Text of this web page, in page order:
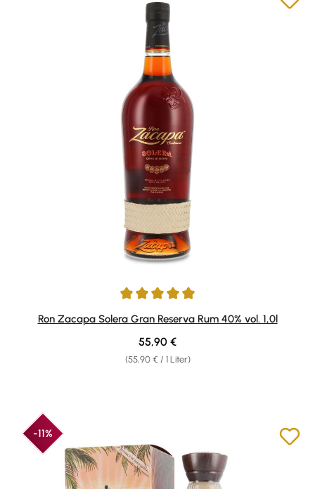
Durchschnittliche Bewertung von 4.92 von 5 Sternen
Ron Zacapa Solera Gran Reserva Rum 40% vol. 1,0l
(55,90 € / 1 Liter)
Regulärer Preis:
55,90 €
-11%